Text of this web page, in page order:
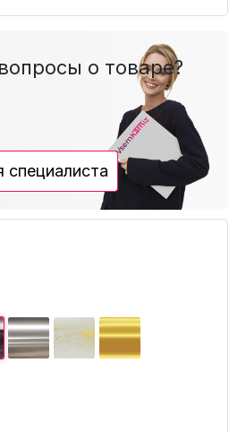
о товаре?
специалиста